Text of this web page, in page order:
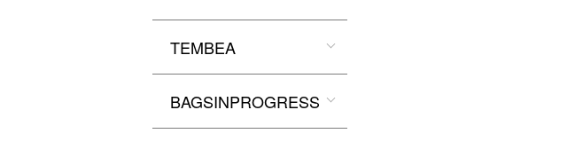
TEMBEA
BAGSINPROGRESS